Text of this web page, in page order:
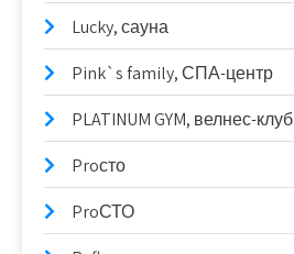
Lucky, сауна
Pink`s family, СПА-центр
PLATINUM GYM, велнес-клуб
Proсто
ProСТО